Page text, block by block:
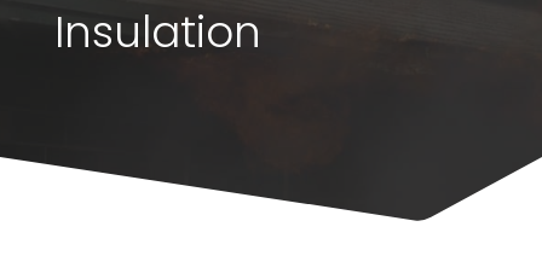
Insulation